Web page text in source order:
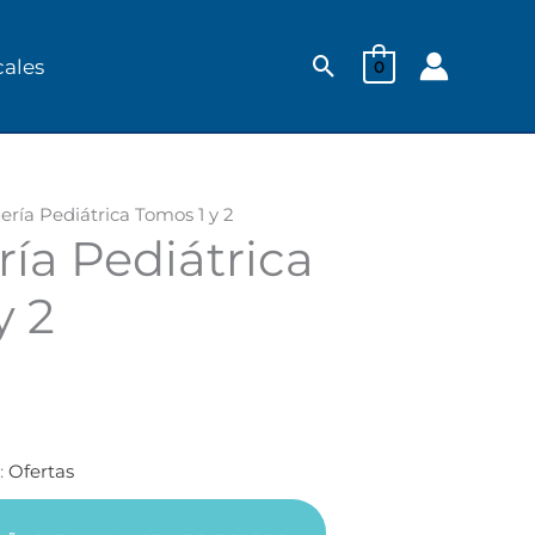
Buscar
0
Pediátrica Tomos 1 y 2
Pediátrica
2
Ofertas